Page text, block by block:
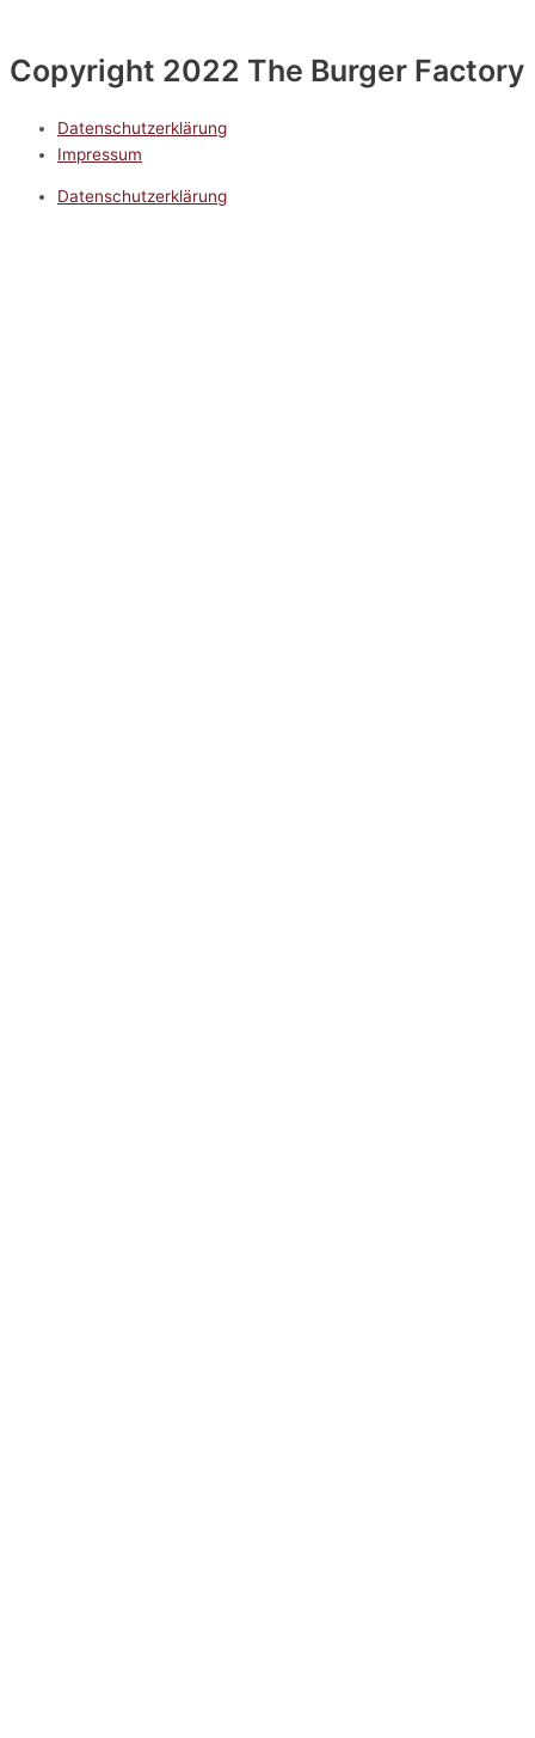
Copyright 2022 The Burger Factory
Datenschutzerklärung
Impressum
Datenschutzerklärung